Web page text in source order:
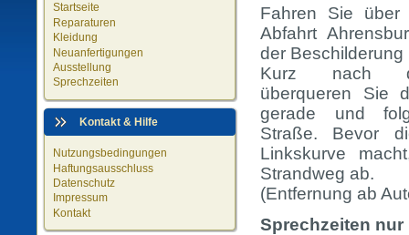
Startseite
Reparaturen
Kleidung
Neuanfertigungen
Ausstellung
Sprechzeiten
Kontakt & Hilfe
Nutzungsbedingungen
Haftungsausschluss
Datenschutz
Impressum
Kontakt
Fahren Sie über
Abfahrt
der
Kurz nach
überqueren Sie
gerade und
Straße. Bevor
Linkskurve
Strandweg ab.
(Entfernung ab
Sprechzeiten